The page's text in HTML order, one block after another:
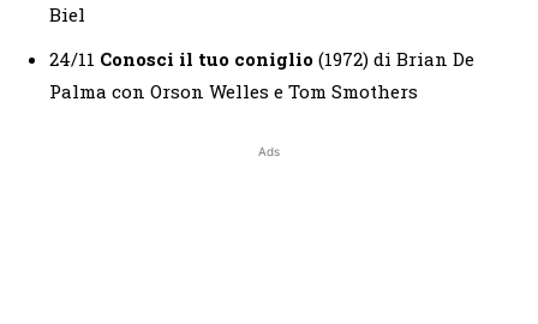
Biel
24/11 Conosci il tuo coniglio (1972) di Brian De
Palma con Orson Welles e Tom Smothers
Ads